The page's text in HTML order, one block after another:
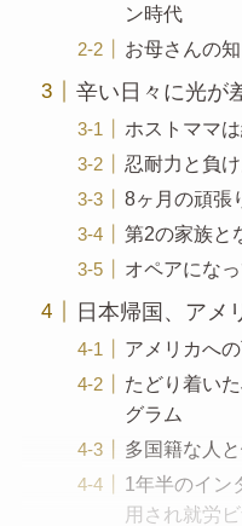
ン時代
お母さんの
辛い日々に光が
ホストママ
忍耐力と負
8ヶ月の頑張
第2の家族と
オペアにな
日本帰国、アメ
アメリカへ
たどり着い
グラム
多国籍な人
1年半のイン
用され就労